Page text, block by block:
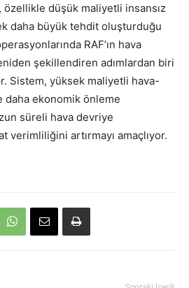
özellikle düşük maliyetli insansız
daha büyük tehdit oluşturduğu
RAF’ın hava
şekillendiren adımlardan biri
Sistem, yüksek maliyetli hava-
ekonomik önleme
süreli hava devriye
verimliliğini artırmayı amaçlıyor.